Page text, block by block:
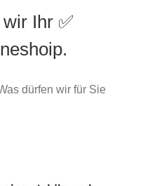
Ihr ✅
dürfen wir für Sie